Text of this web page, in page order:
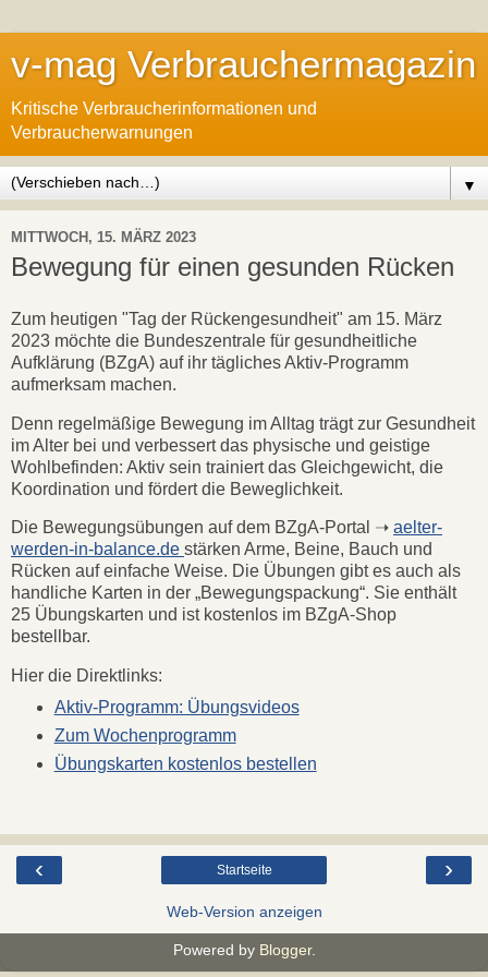
v-mag Verbrauchermagazin
Kritische Verbraucherinformationen und
Verbraucherwarnungen
▼
MITTWOCH, 15. MÄRZ 2023
Bewegung für einen gesunden Rücken
Zum heutigen "Tag der Rückengesundheit" am 15. März
2023 möchte die Bundeszentrale für gesundheitliche
Aufklärung (BZgA) auf ihr tägliches Aktiv-Programm
aufmerksam machen.
Denn regelmäßige Bewegung im Alltag trägt zur Gesundheit
im Alter bei und verbessert das physische und geistige
Wohlbefinden: Aktiv sein trainiert das Gleichgewicht, die
Koordination und fördert die Beweglichkeit.
Die Bewegungsübungen auf dem BZgA-Portal ➝ aelter-
werden-in-balance.de stärken Arme, Beine, Bauch und
Rücken auf einfache Weise. Die Übungen gibt es auch als
handliche Karten in der „Bewegungspackung“. Sie enthält
25 Übungskarten und ist kostenlos im BZgA-Shop
bestellbar.
Hier die Direktlinks:
Aktiv-Programm: Übungsvideos
Zum Wochenprogramm
Übungskarten kostenlos bestellen
‹ ›
Startseite
Web-Version anzeigen
Powered by Blogger.